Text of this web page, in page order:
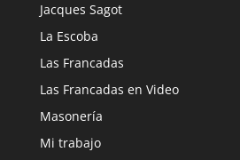
Jacques Sagot
La Escoba
Las Francadas
Las Francadas en Video
Masonería
Mi trabajo